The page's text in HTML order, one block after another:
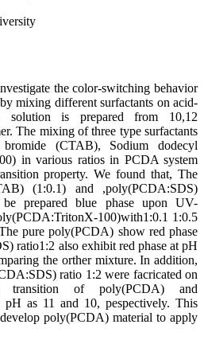
the color-switching behavior
mixing different surfactants on acid-
solution is prepared from 10,12
The mixing of three type surfactants
bromide (CTAB), Sodium dodecyl
in various ratios in PCDA system
property. We found that, The
(1:0.1) and ,poly(PCDA:SDS)
prepared blue phase upon UV-
100)with1:0.1 1:0.5
pure poly(PCDA) show red phase
ratio1:2 also exhibit red phase at pH
the orther mixture. In addition,
ratio 1:2 were facricated on
of poly(PCDA) and
as 11 and 10, pespectively. This
poly(PCDA) material to apply